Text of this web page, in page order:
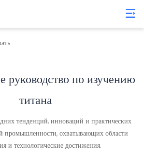
руководство по изучению
титана
тенденций, инноваций и практических
промышленности, охватывающих области
и технологические достижения.